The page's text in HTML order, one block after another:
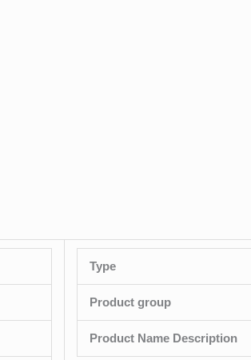
Type
Product group
Product Name Description